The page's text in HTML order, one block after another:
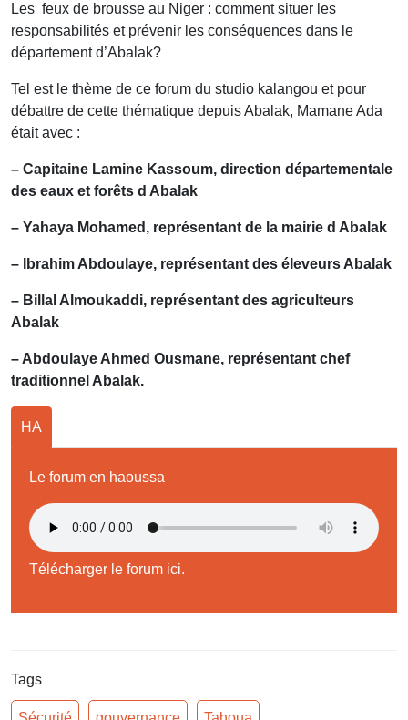
Les feux de brousse au Niger : comment situer les
responsabilités et prévenir les conséquences dans le
département d’Abalak?
Tel est le thème de ce forum du studio kalangou et pour
débattre de cette thématique depuis Abalak, Mamane Ada
était avec :
– Capitaine Lamine Kassoum, direction départementale
des eaux et forêts d Abalak
– Yahaya Mohamed, représentant de la mairie d Abalak
– Ibrahim Abdoulaye, représentant des éleveurs Abalak
– Billal Almoukaddi, représentant des agriculteurs
Abalak
– Abdoulaye Ahmed Ousmane, représentant chef
traditionnel Abalak.
HA
Le forum en haoussa
Télécharger le forum ici.
Tags